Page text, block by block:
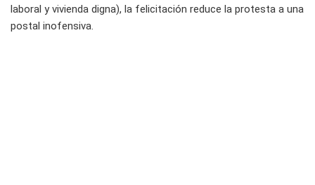
laboral y vivienda digna), la felicitación reduce la protesta a una
postal inofensiva.